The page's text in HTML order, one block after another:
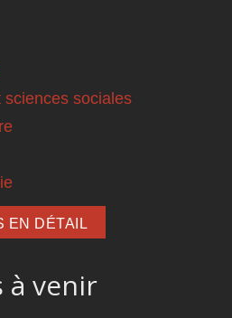
sociales
EN DÉTAIL
à venir